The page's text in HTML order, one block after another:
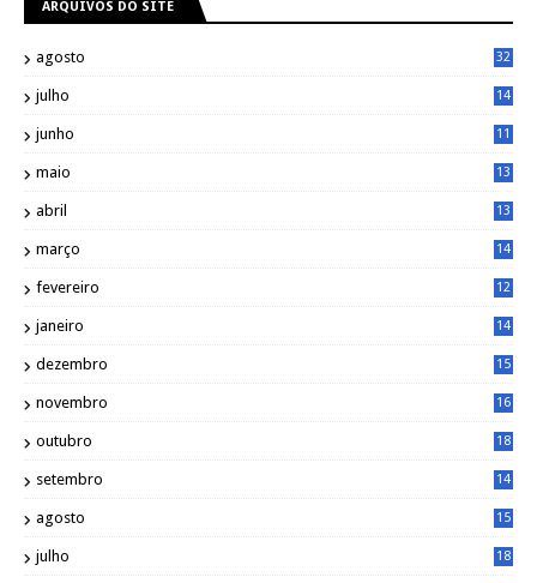
ARQUIVOS DO SITE
agosto 32
julho
14
junho
11
maio
13
abril
13
março
14
fevereiro
12
janeiro
14
dezembro
15
novembro
16
outubro
18
setembro
14
agosto
15
julho
18